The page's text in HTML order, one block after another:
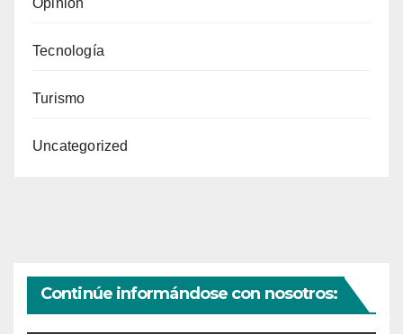
Opinión
Tecnología
Turismo
Uncategorized
Continúe informándose con nosotros: